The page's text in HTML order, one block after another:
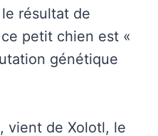
le résultat de
petit chien est «
génétique
vient de Xolotl, le